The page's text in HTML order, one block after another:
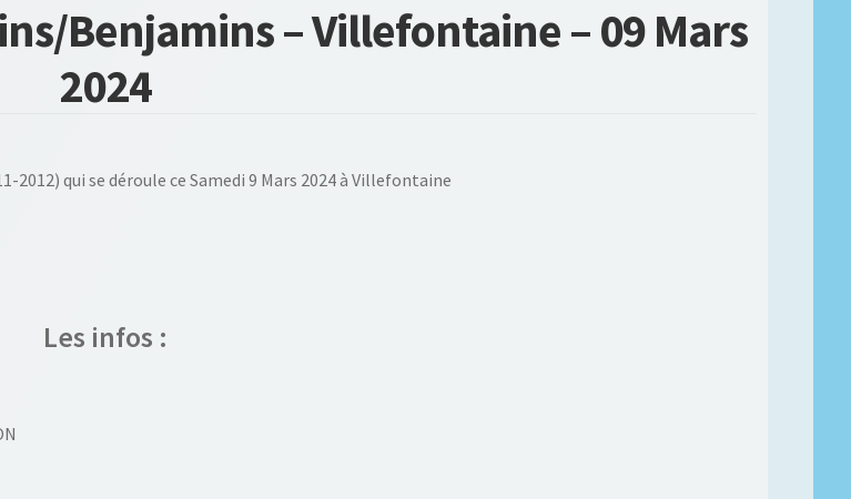
Benjamins – Villefontaine – 09 Mars
2024
qui se déroule ce Samedi 9 Mars 2024 à Villefontaine
Les infos :